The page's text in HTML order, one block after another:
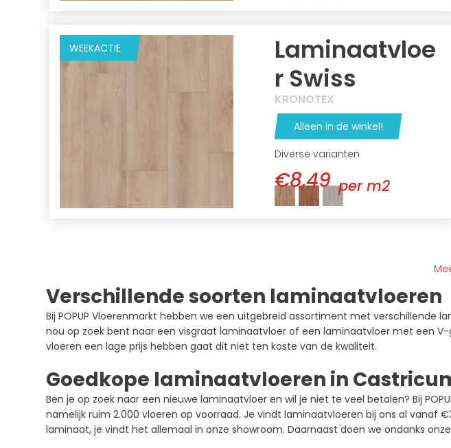
WEEKACTIE
Laminaatvloe
r Swiss
KRONOTEX
Alleen in de winkel!
Diverse varianten
€8,49 per m2
Verschillende soorten laminaatvloeren
Bij POPUP Vloerenmarkt hebben we een uitgebreid assortiment met verschillende
nou op zoek bent naar een visgraat laminaatvloer of een laminaatvloer met een
vloeren een lage prijs hebben gaat dit niet ten koste van de kwaliteit.
Goedkope laminaatvloeren in
Ben je op zoek naar een nieuwe laminaatvloer en wil je niet te veel betalen? Bij
namelijk ruim 2.000 vloeren op voorraad. Je vindt laminaatvloeren bij ons al
laminaat, je vindt het allemaal in onze showroom. Daarnaast doen we ondanks